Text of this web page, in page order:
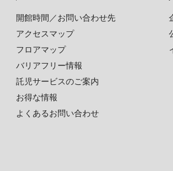
開館時間／お問い合わせ先
アクセスマップ
フロアマップ
バリアフリー情報
託児サービスのご案内
お得な情報
よくあるお問い合わせ